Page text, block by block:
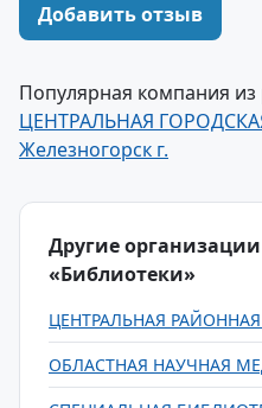
Добавить отзыв
Популярная компания
ЦЕНТРАЛЬНАЯ
Железногорск г.
Другие
«Библиотеки»
ЦЕНТРАЛЬНАЯ
ОБЛАСТНАЯ НАУЧНАЯ